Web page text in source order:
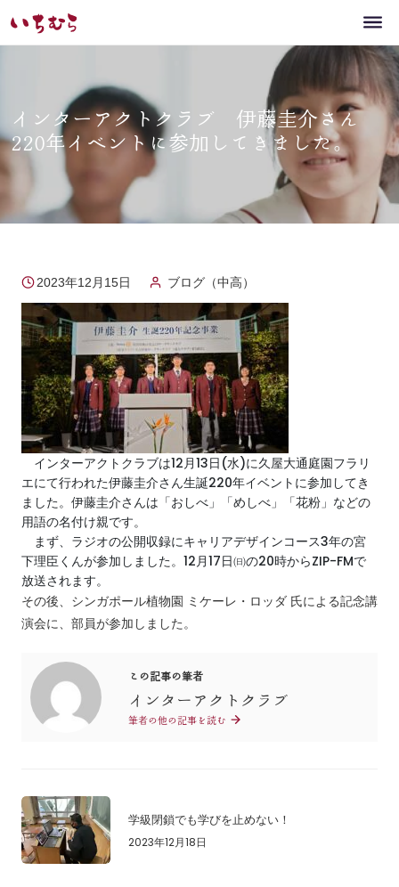
インターアクトクラブ 伊藤圭介さん
220年イベントに参加してきました。
2023年12月15日 ブログ（中高）
インターアクトクラブは12月13日(水)に久屋大通庭園フラリ
エにて行われた伊藤圭介さん生誕220年イベントに参加してき
ました。伊藤圭介さんは「おしべ」「めしべ」「花粉」などの
用語の名付け親です。
まず、ラジオの公開収録にキャリアデザインコース3年の宮
下理臣くんが参加しました。12月17日㈰の20時からZIP-FMで
放送されます。
その後、シンガポール植物園 ミケーレ・ロッダ 氏による記念講
演会に、部員が参加しました。
この記事の筆者
インターアクトクラブ
筆者の他の記事を読む
学級閉鎖でも学びを止めない！
2023年12月18日